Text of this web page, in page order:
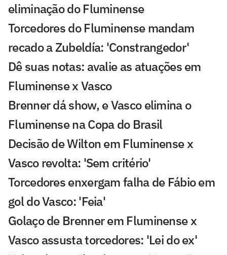
eliminação do Fluminense
Torcedores do Fluminense mandam
recado a Zubeldía: 'Constrangedor'
Dê suas notas: avalie as atuações em
Fluminense x Vasco
Brenner dá show, e Vasco elimina o
Fluminense na Copa do Brasil
Decisão de Wilton em Fluminense x
Vasco revolta: 'Sem critério'
Torcedores enxergam falha de Fábio em
gol do Vasco: 'Feia'
Golaço de Brenner em Fluminense x
Vasco assusta torcedores: 'Lei do ex'